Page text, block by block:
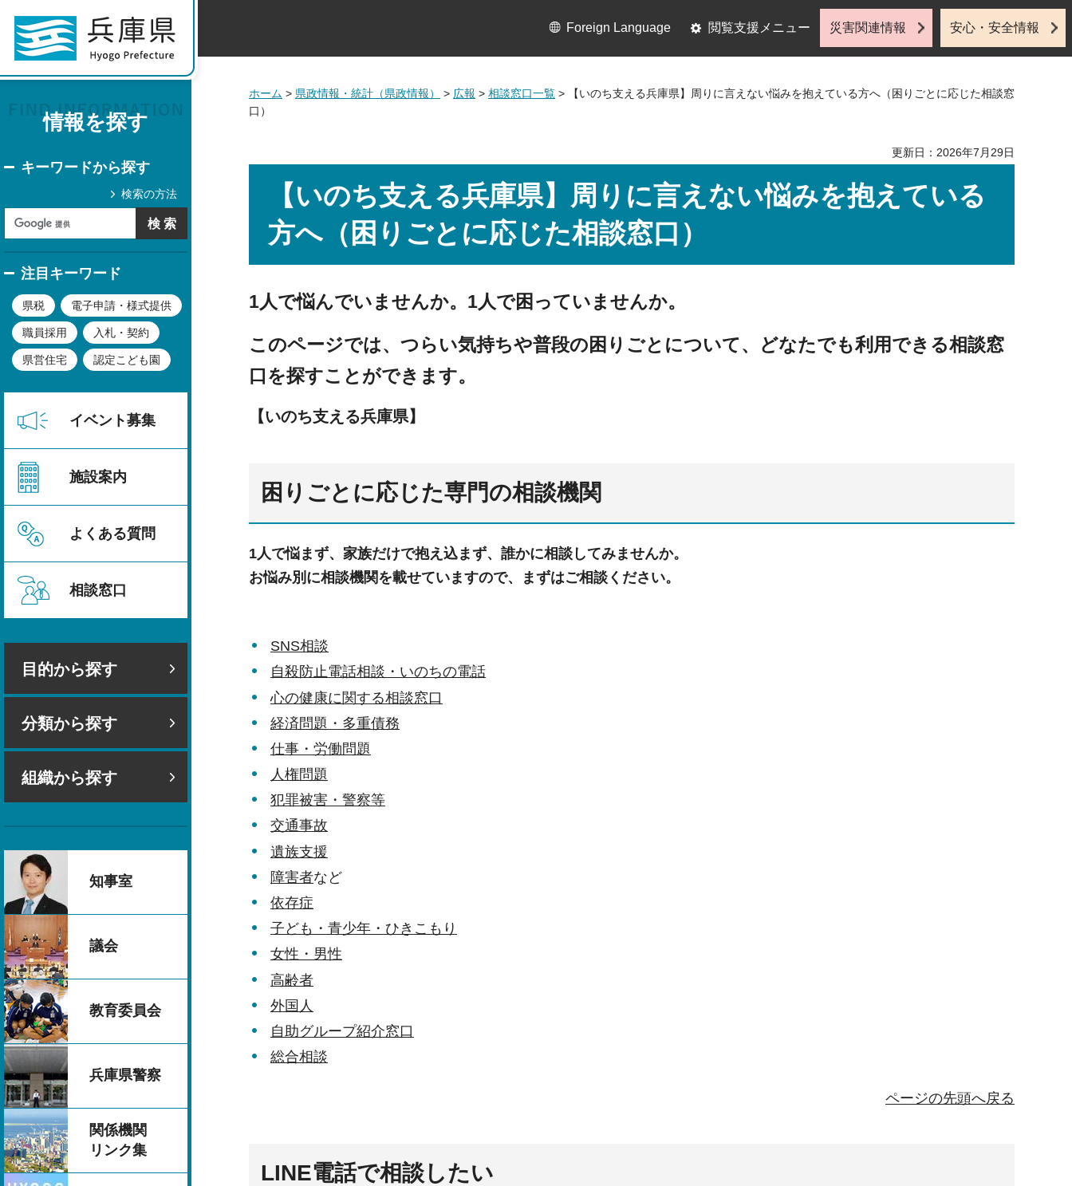
情報を探す
キーワードから探す
検索の方法
注目キーワード
県税 電子申請・様式提供
職員採用 入札・契約
県営住宅 認定こども園
イベント募集
施設案内
よくある質問
相談窓口
目的から探す
分類から探す
組織から探す
知事室
議会
教育委員会
兵庫県警察
関係機関
リンク集
Foreign Language 閲覧支援メニュー 災害関連情報 安心・安全情報
ホーム > 県政情報・統計（県政情報） > 広報 > 相談窓口一覧 > 【いのち支える兵庫県】周りに言えない悩みを抱えている方へ（困りごとに応じた相談窓
口）
更新日：2026年7月29日
【いのち支える兵庫県】周りに言えない悩みを抱えている
方へ（困りごとに応じた相談窓口）
1人で悩んでいませんか。1人で困っていませんか。
このページでは、つらい気持ちや普段の困りごとについて、どなたでも利用できる相談窓
口を探すことができます。
【いのち支える兵庫県】
困りごとに応じた専門の相談機関
1人で悩まず、家族だけで抱え込まず、誰かに相談してみませんか。
お悩み別に相談機関を載せていますので、まずはご相談ください。
SNS相談
自殺防止電話相談・いのちの電話
心の健康に関する相談窓口
経済問題・多重債務
仕事・労働問題
人権問題
犯罪被害・警察等
交通事故
遺族支援
障害者など
依存症
子ども・青少年・ひきこもり
女性・男性
高齢者
外国人
自助グループ紹介窓口
総合相談
ページの先頭へ戻る
LINE電話で相談したい